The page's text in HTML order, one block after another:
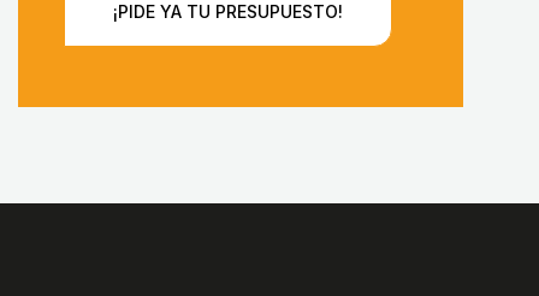
¡PIDE YA TU PRESUPUESTO!